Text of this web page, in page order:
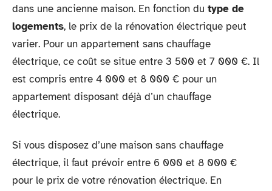
dans une ancienne maison. En fonction du type de
logements, le prix de la rénovation électrique peut
varier. Pour un appartement sans chauffage
électrique, ce coût se situe entre 3 500 et 7 000 €. Il
est compris entre 4 000 et 8 000 € pour un
appartement disposant déjà d’un chauffage
électrique.
Si vous disposez d’une maison sans chauffage
électrique, il faut prévoir entre 6 000 et 8 000 €
pour le prix de votre rénovation électrique. En